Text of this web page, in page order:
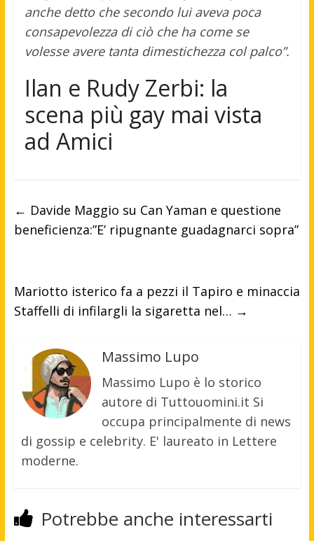
anche detto che secondo lui aveva poca
consapevolezza di ciò che ha come se
volesse avere tanta dimestichezza col palco”.
Ilan e Rudy Zerbi: la
scena più gay mai vista
ad Amici
← Davide Maggio su Can Yaman e questione
beneficienza:”E’ ripugnante guadagnarci sopra”
Mariotto isterico fa a pezzi il Tapiro e minaccia
Staffelli di infilargli la sigaretta nel… →
Massimo Lupo
Massimo Lupo è lo storico
autore di Tuttouomini.it Si
occupa principalmente di news
di gossip e celebrity. E' laureato in Lettere
moderne.
Potrebbe anche interessarti